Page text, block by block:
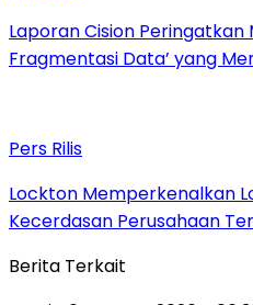
Laporan Cision
Fragmentasi Data’ yang
Pers Rilis
Lockton Memperkenalkan
Kecerdasan Perusahaan
Berita Terkait